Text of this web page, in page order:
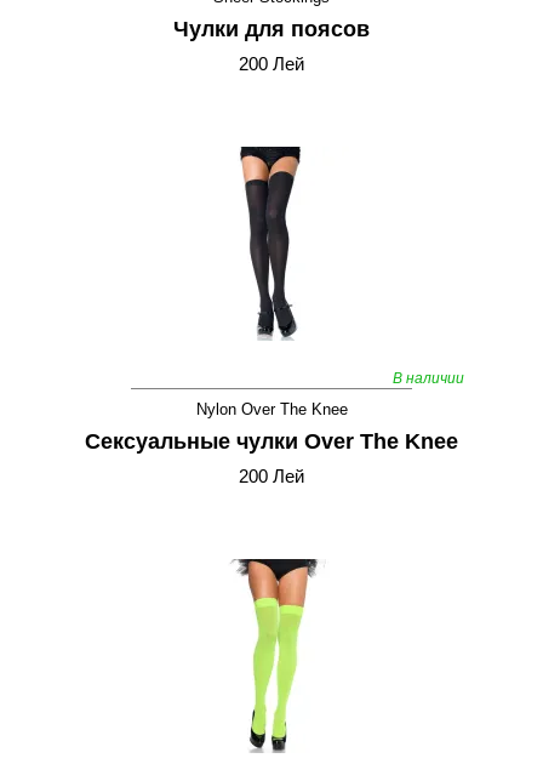
Чулки для поясов
200 Лей
В наличии
Nylon Over The Knee
Сексуальные чулки Over The Knee
200 Лей